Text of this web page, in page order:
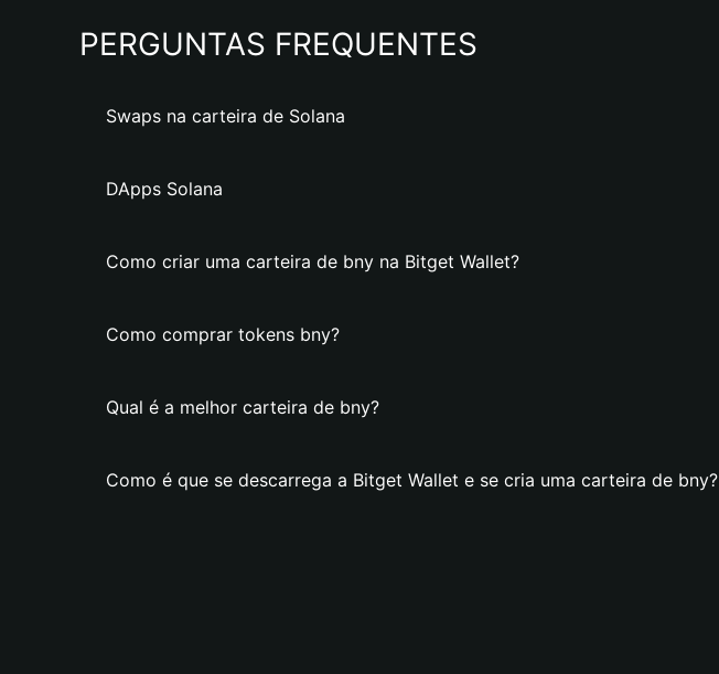
PERGUNTAS FREQUENTES
Swaps na carteira de Solana
DApps Solana
Como criar uma carteira de bny na Bitget Wallet?
Como comprar tokens bny?
Qual é a melhor carteira de bny?
Como é que se descarrega a Bitget Wallet e se cria uma carteira de bny?